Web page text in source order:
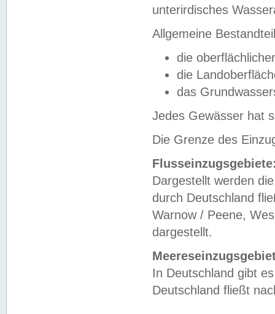
unterirdisches
Allgemeine
die
die
das
Jedes Gewässer hat
Die Grenze des
Dargestellt werden
durch Deutschland
Warnow / Peene,
dargestellt.
In Deutschland gibt
Deutschland fließt